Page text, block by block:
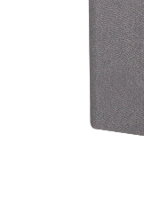
Mesafeli Satış
Mesafeli Satış